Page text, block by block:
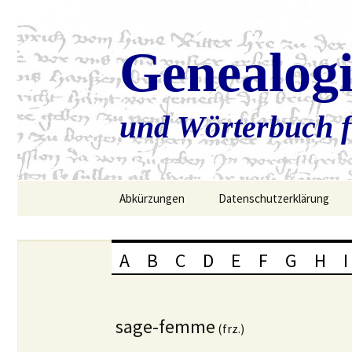
und Wörterbuch
Abkürzungen Datenschutzerklärung
A B C D E F G H I
sage-femme (frz.)